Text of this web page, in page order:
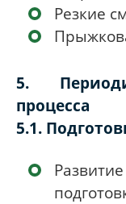
Резкие
5.
процесса
5.1.